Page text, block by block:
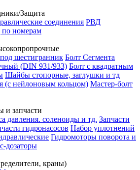
Защита
соединения РВД
номерам
шестигранник Болт Сегмента
(DIN 931/933) Болт с квадратным
Шайбы стопорные, заглушки и тд
(с нейлоновым кольцом) Мастер-болт
и запчасти
давления. соленоиды и тд. Запчасти
гидронасосов Набор уплотнений
Гидромоторы поворота и
дозаторы
краны)